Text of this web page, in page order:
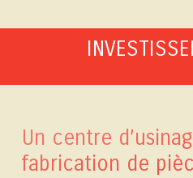
Un centre
fabrication de